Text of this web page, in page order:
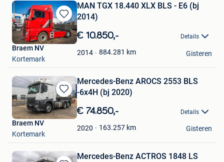
Bewaren
in
Mijn
Favorieten
MAN TGX 18.440 XLX BLS - E6 (bj
2014)
€ 10.850,- Details
2014 884.281 km
Braem NV
Kortemark
Gisteren
Bewaren
in
Mijn
Favorieten
Mercedes-Benz AROCS 2553 BLS
-6x4H (bj 2020)
€ 74.850,- Details
2020 163.257 km
Braem NV
Kortemark
Gisteren
Mercedes-Benz ACTROS 1848 LS